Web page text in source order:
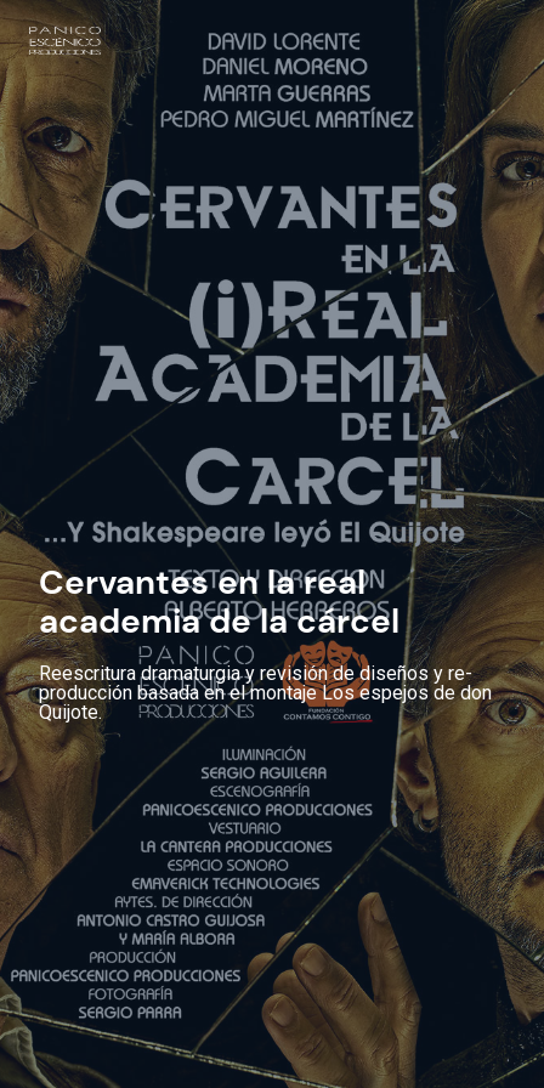
Cervantes en la real
academia de la cárcel
Reescritura dramaturgia y revisión de diseños y re-
producción basada en el montaje Los espejos de don
Quijote.